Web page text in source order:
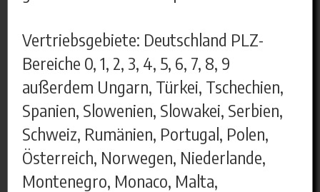
Vertriebsgebiete: Deutschland PLZ-
Bereiche 0, 1, 2, 3, 4, 5, 6, 7, 8, 9
außerdem Ungarn, Türkei, Tschechien,
Spanien, Slowenien, Slowakei, Serbien,
Schweiz, Rumänien, Portugal, Polen,
Österreich, Norwegen, Niederlande,
Montenegro, Monaco, Malta,